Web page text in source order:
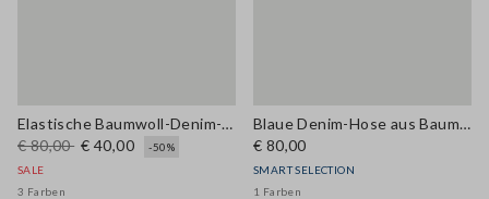
Elastische Baumwoll-Denim-Jeans in Hellblau mit weitem Bein
€ 80,00 € 40,00
-50%
SALE
3 Farben
Blaue Denim-Hose aus Baumwoll-, Leinen- und Viskosemix – Relaxed Fit
€ 80,00
SMART SELECTION
1 Farben